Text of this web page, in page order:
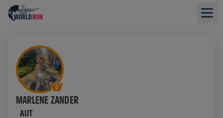
MARLENE ZANDER
AUT